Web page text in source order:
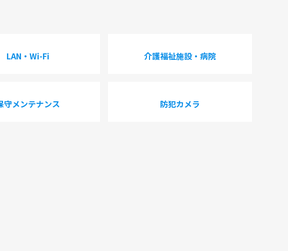
LAN・Wi-Fi 介護福祉施設・病院
守メンテナンス 防犯カメラ